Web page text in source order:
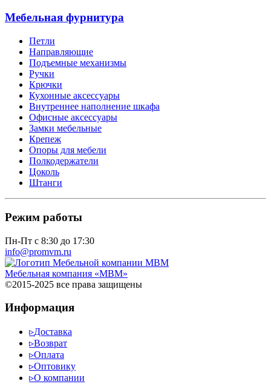
Мебельная фурнитура
Петли
Направляющие
Подъемные механизмы
Ручки
Крючки
Кухонные аксессуары
Внутреннее наполнение шкафа
Офисные аксессуары
Замки мебельные
Крепеж
Опоры для мебели
Полкодержатели
Цоколь
Штанги
Режим работы
Пн-Пт с 8:30 до 17:30
info@promvm.ru
Мебельная компания «МВМ»
©2015-2025 все права защищены
Информация
▹Доставка
▹Возврат
▹Оплата
▹Оптовику
▹О компании